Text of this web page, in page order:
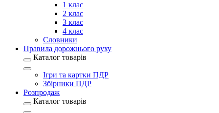
1 клас
2 клас
3 клас
4 клас
Словники
Правила дорожнього руху
Каталог товарів
Ігри та картки ПДР
Збірники ПДР
Розпродаж
Каталог товарів